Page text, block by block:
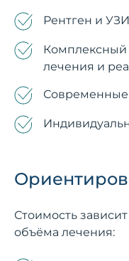
Рентген и
Комплексный
лечения и
Современные
Стоимость
объёма лечения: